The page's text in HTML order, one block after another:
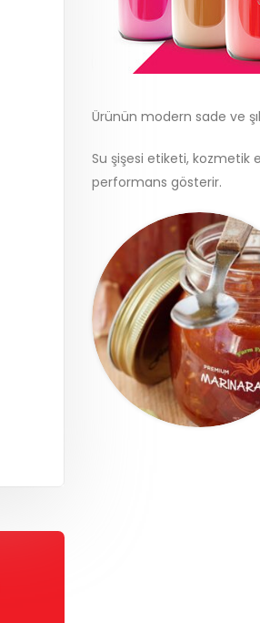
Ürünün modern sade ve
Su şişesi etiketi, kozmetik
performans gösterir.